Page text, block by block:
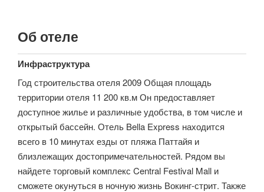
Об отеле
Инфраструктура
Год строительства отеля 2009 Общая площадь
территории отеля 11 200 кв.м Он предоставляет
доступное жилье и различные удобства, в том числе и
открытый бассейн. Отель Bella Express находится
всего в 10 минутах езды от пляжа Паттайя и
близлежащих достопримечательностей. Рядом вы
найдете торговый комплекс Central Festival Mall и
сможете окунуться в ночную жизнь Вокинг-стрит. Также